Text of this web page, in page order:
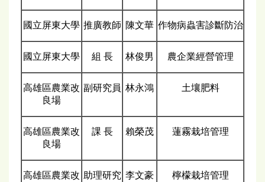
國立屏東大學 推廣教師 陳文華 作物病蟲害診斷防治
國立屏東大學 組 長 林俊男 農企業經營管理
高雄區農業改
良場
副研究員 林永鴻 土壤肥料
高雄區農業改
良場
課 長 賴榮茂 蓮霧栽培管理
高雄區農業改 助理研究 李文豪 檸檬栽培管理